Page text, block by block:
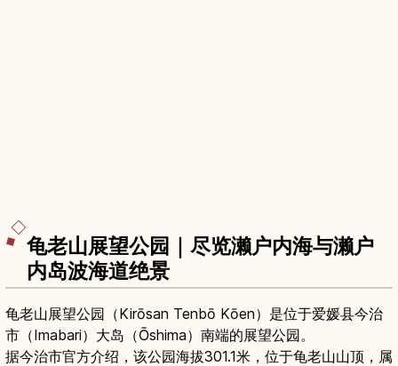
龟老山展望公园｜尽览濑户内海与濑户
内岛波海道绝景
龟老山展望公园（Kirōsan Tenbō Kōen）是位于爱媛县今治
市（Imabari）大岛（Ōshima）南端的展望公园。
据今治市官方介绍，该公园海拔301.1米，位于龟老山山顶，属